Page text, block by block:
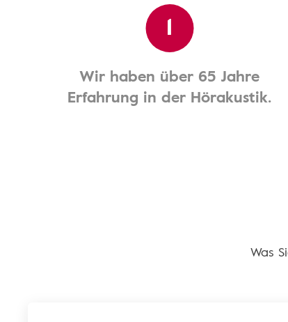
1
Wir haben über 65 Jahre
Erfahrung in der Hörakustik.
Was